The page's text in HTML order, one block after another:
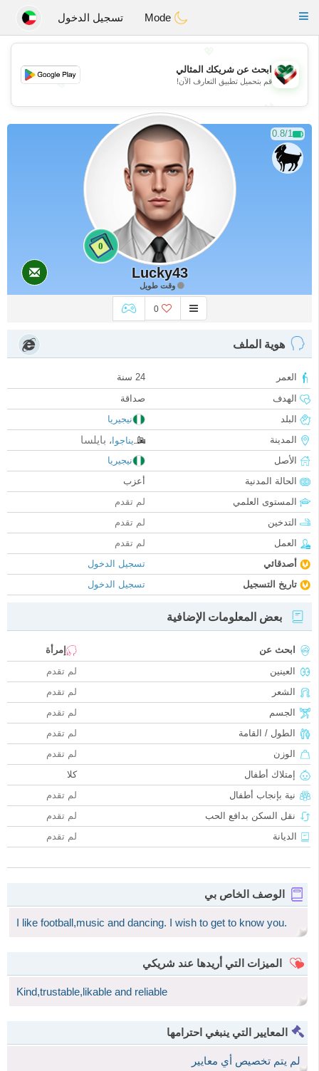
KuwaitChat
Toggle
تسجيل الدخول
💖
💕
💕
ابحث عن شريكك المثالي
قم بتحميل تطبيق التعارف الآن!
0.8/1
0
Lucky43
وقت طويل
0
هوية الملف
العمر
24 سنة
الهدف
صداقة
البلد
نيجيريا
المدينة
يناجوا ، بايلسا
الأصل
نيجيريا
الحالة المدنية
أعزب
المستوى العلمي
لم تقدم
التدخين
لم تقدم
العمل
لم تقدم
أصدقائي
تسجيل الدخول
تاريخ التسجيل
تسجيل الدخول
بعض المعلومات الإضافية
ابحث عن
إمرأة
العينين
لم تقدم
الشعر
لم تقدم
الجسم
لم تقدم
الطول / القامة
لم تقدم
الوزن
لم تقدم
إمتلاك أطفال
كلا
نية بإنجاب أطفال
لم تقدم
نقل السكن بدافع الحب
لم تقدم
الديانة
لم تقدم
الوصف الخاص بي
I like football,music and dancing. I wish to get to know you.
الميزات التي أريدها عند شريكي
Kind,trustable,likable and reliable
المعايير التي ينبغي احترامها
لم يتم تخصيص أي معايير